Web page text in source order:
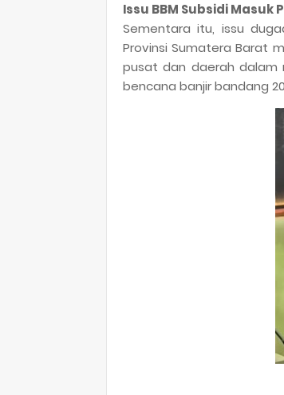
Issu BBM Subsidi Masuk
Sementara itu, issu
Provinsi Sumatera Barat
pusat dan daerah dalam
bencana banjir bandang